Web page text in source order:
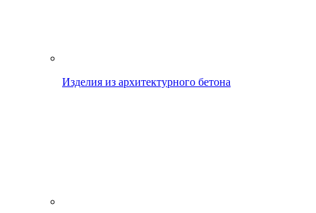
Изделия из архитектурного бетона